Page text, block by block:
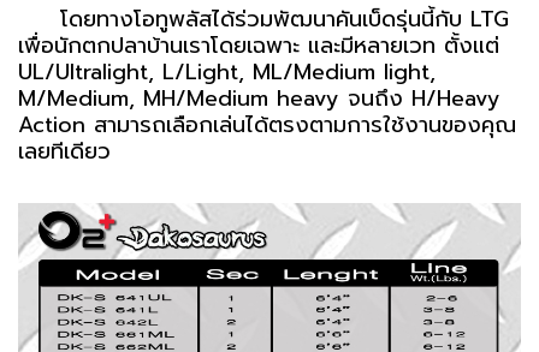
โดยทางโอทูพลัสได้ร่วมพัฒนาคันเบ็ดรุ่นนี้กับ LTG
เพื่อนักตกปลาบ้านเราโดยเฉพาะ และมีหลายเวท ตั้งแต่
UL/Ultralight, L/Light, ML/Medium light,
M/Medium, MH/Medium heavy จนถึง H/Heavy
Action สามารถเลือกเล่นได้ตรงตามการใช้งานของคุณ
เลยทีเดียว